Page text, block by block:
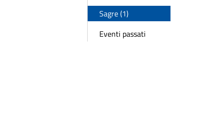
Sagre (1)
Eventi passati